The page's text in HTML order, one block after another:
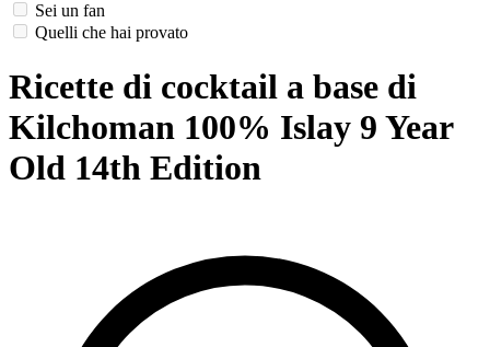
Sei un fan
Quelli che hai provato
Ricette di cocktail a base di
Kilchoman 100% Islay 9 Year
Old 14th Edition